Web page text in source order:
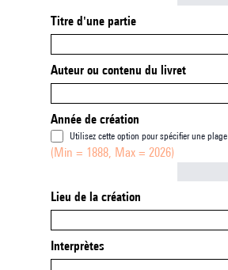
Titre d'une partie
Auteur ou contenu du livret
Année de création
Utilisez cette option pour spécifier une plage
(Min = 1888, Max = 2026)
Lieu de la création
Interprètes